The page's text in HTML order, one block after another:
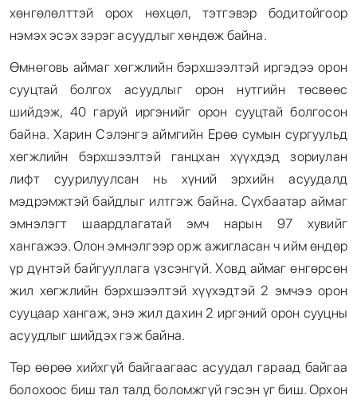
хөнгөлөлттэй орох нөхцөл, тэтгэвэр бодитойгоор
нэмэх эсэх зэрэг асуудлыг хөндөж байна.
Өмнөговь аймаг хөгжлийн бэрхшээлтэй иргэдээ орон
сууцтай болгох асуудлыг орон нутгийн төсвөөс
шийдэж, 40 гаруй иргэнийг орон сууцтай болгосон
байна. Харин Сэлэнгэ аймгийн Ерөө сумын сургуульд
хөгжлийн бэрхшээлтэй ганцхан хүүхдэд зориулан
лифт суурилуулсан нь хүний эрхийн асуудалд
мэдрэмжтэй байдлыг илтгэж байна. Сүхбаатар аймаг
эмнэлэгт шаардлагатай эмч нарын 97 хувийг
хангажээ. Олон эмнэлгээр орж ажигласан ч ийм өндөр
үр дүнтэй байгууллага үзсэнгүй. Ховд аймаг өнгөрсөн
жил хөгжлийн бэрхшээлтэй хүүхэдтэй 2 эмчээ орон
сууцаар хангаж, энэ жил дахин 2 иргэний орон сууцны
асуудлыг шийдэх гэж байна.
Төр өөрөө хийхгүй байгаагаас асуудал гараад байгаа
болохоос биш тал талд боломжгүй гэсэн үг биш. Орхон